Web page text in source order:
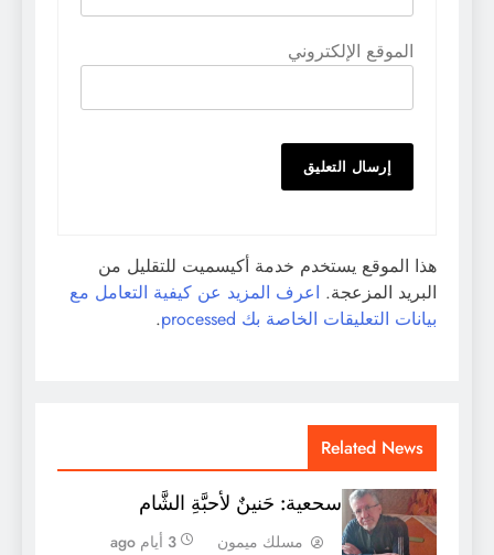
الموقع الإلكتروني
هذا الموقع يستخدم خدمة أكيسميت للتقليل من
البريد المزعجة. اعرف المزيد عن كيفية التعامل مع
بيانات التعليقات الخاصة بك processed
.
Related News
سحعية: حَنينٌ لأحبَّةِ الشَّام
مسلك ميمون 3 أيام ago